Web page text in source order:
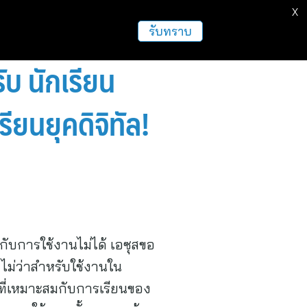
นักเรียน
ยนยุคดิจิทัล!
การใช้งานไม่ได้ เอซุสขอ
ว่าสำหรับใช้งานใน
หมาะสมกับการเรียนของ
รับทราบ
X